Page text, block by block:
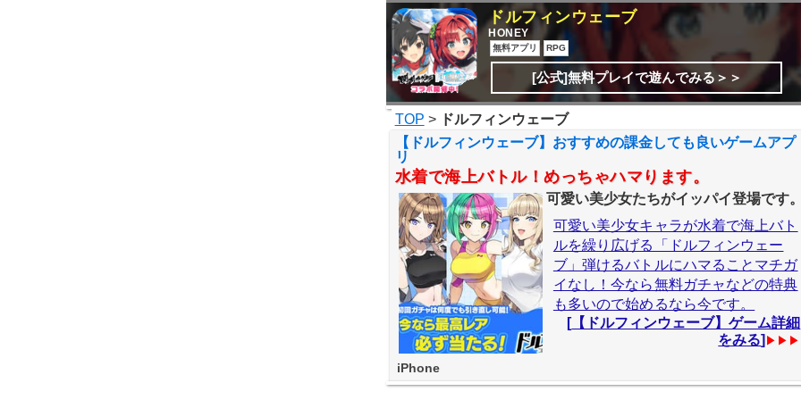
ドルフィンウェーブ
HONEY
無料アプリ RPG
[公式]無料プレイで遊んでみる＞＞
TOP >
ドルフィンウェーブ
【ドルフィンウェーブ】おすすめの課金しても良いゲームアプ
リ
水着で海上バトル！めっちゃハマります。
可愛い美少女たちがイッパイ登場です
可愛い美少女キャラが水着で海上バト
ルを繰り広げる「ドルフィンウェー
ブ」弾けるバトルにハマることマチガ
イなし！今なら無料ガチャなどの特典
も多いので始めるなら今です。
[【ドルフィンウェーブ】ゲーム詳細
をみる] ▶▶▶
iPhone